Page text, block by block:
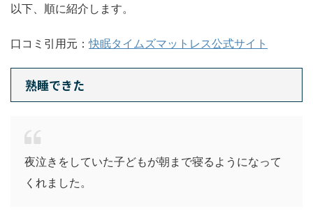
以下、順に紹介します。
口コミ引用元：快眠タイムズマットレス公式サイト
熟睡できた
夜泣きをしていた子どもが朝まで寝るようになって
くれました。